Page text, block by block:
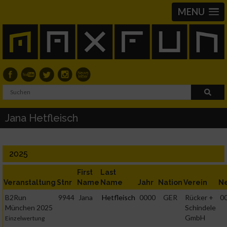
MENU
Jana Hetfleisch
2025
Veranstaltung Stnr
First
Name
Last
Name
Jahr NationVerein
B2Run
München 2025
Einzelwertung
9944 Jana Hetfleisch 0000 GER
Rücker +
Schindele
GmbH